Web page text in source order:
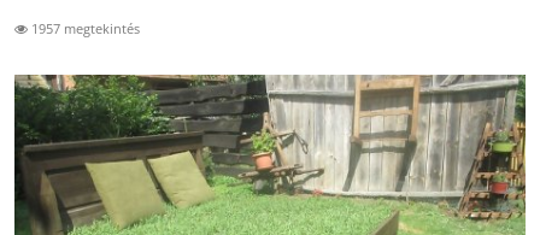
1957 megtekintés